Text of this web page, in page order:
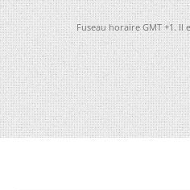
Fuseau horaire GMT +1. Il